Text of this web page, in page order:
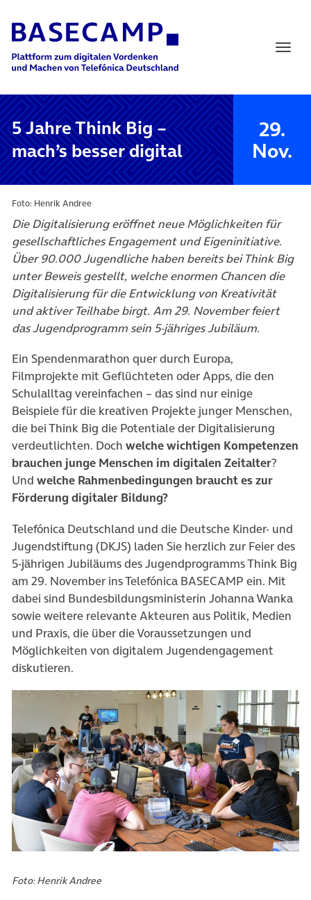
Main Navigation
5 Jahre Think Big –
mach’s besser digital
29.
Nov.
Foto: Henrik Andree
Die Digitalisierung eröffnet neue Möglichkeiten für
gesellschaftliches Engagement und Eigeninitiative.
Über 90.000 Jugendliche haben bereits bei Think Big
unter Beweis gestellt, welche enormen Chancen die
Digitalisierung für die Entwicklung von Kreativität
und aktiver Teilhabe birgt. Am 29. November feiert
das Jugendprogramm sein 5-jähriges Jubiläum.
Ein Spendenmarathon quer durch Europa,
Filmprojekte mit Geflüchteten oder Apps, die den
Schulalltag vereinfachen – das sind nur einige
Beispiele für die kreativen Projekte junger Menschen,
die bei Think Big die Potentiale der Digitalisierung
verdeutlichten. Doch welche wichtigen Kompetenzen
brauchen junge Menschen im digitalen Zeitalter?
Und welche Rahmenbedingungen braucht es zur
Förderung digitaler Bildung?
Telefónica Deutschland und die Deutsche Kinder- und
Jugendstiftung (DKJS) laden Sie herzlich zur Feier des
5-jährigen Jubiläums des Jugendprogramms Think Big
am 29. November ins Telefónica BASECAMP ein. Mit
dabei sind Bundesbildungsministerin Johanna Wanka
sowie weitere relevante Akteuren aus Politik, Medien
und Praxis, die über die Voraussetzungen und
Möglichkeiten von digitalem Jugendengagement
diskutieren.
Foto: Henrik Andree